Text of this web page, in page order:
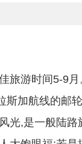
旅游时间5-9
斯加航线的邮
光,是一般陆